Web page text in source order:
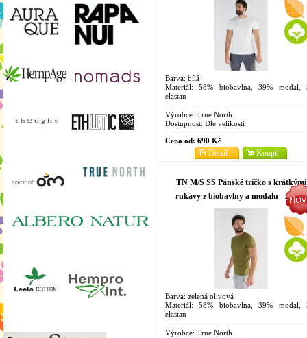
Barva: bílá
Materiál: 58% biobavlna, 39% modal,
elastan
Výrobce: True North
Dostupnost: Dle velikosti
Cena od: 690 Kč
Koupit
Detail
TN M/S SS Pánské tričko s krátkými
rukávy z biobavlny a modalu - zelená
olivová
Barva: zelená olivová
Materiál: 58% biobavlna, 39% modal,
elastan
Výrobce: True North